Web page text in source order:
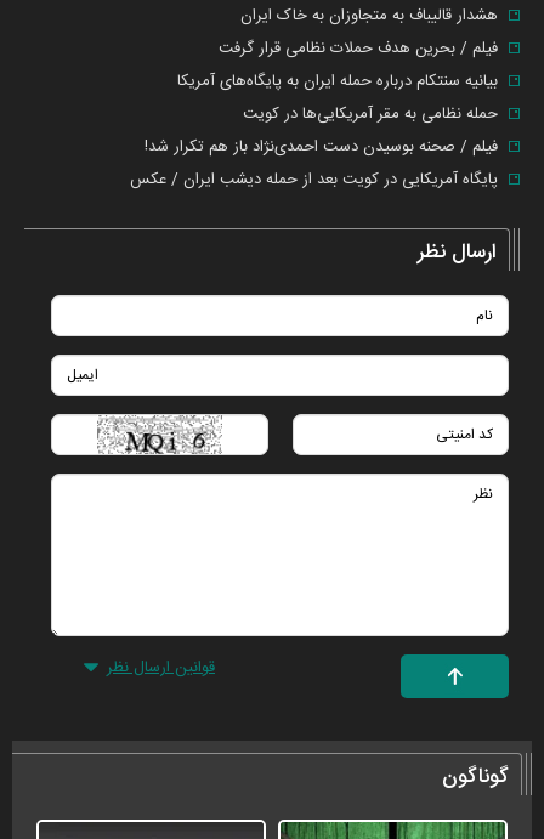
هشدار قالیباف به متجاوزان به خاک ایران
فیلم / بحرین هدف حملات نظامی قرار گرفت
بیانیه سنتکام درباره حمله ایران به پایگاه‌های آمریکا
حمله نظامی به مقر آمریکایی‌ها در کویت
فیلم / صحنه بوسیدن دست احمدی‌نژاد باز هم تکرار شد!
پایگاه آمریکایی در کویت بعد از حمله دیشب ایران / عکس
ارسال نظر
قوانین ارسال نظر
گوناگون